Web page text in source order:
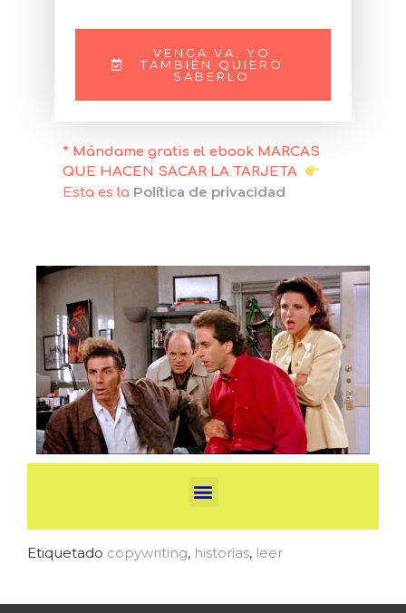
VENGA VA, YO
TAMBIÉN QUIERO
SABERLO
* Mándame gratis el ebook MARCAS
QUE HACEN SACAR LA TARJETA
Esta es la Política de privacidad
Etiquetado copywriting, historias, leer